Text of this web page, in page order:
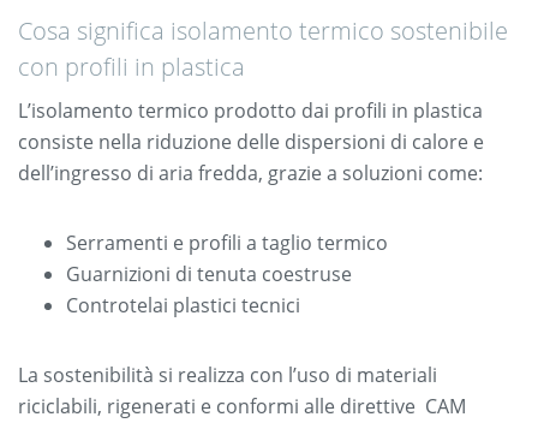
Cosa significa isolamento termico sostenibile
con profili in plastica
L’isolamento termico prodotto dai profili in plastica
consiste nella riduzione delle dispersioni di calore e
dell’ingresso di aria fredda, grazie a soluzioni come:
Serramenti e profili a taglio termico
Guarnizioni di tenuta coestruse
Controtelai plastici tecnici
La sostenibilità si realizza con l’uso di materiali
riciclabili, rigenerati e conformi alle direttive CAM